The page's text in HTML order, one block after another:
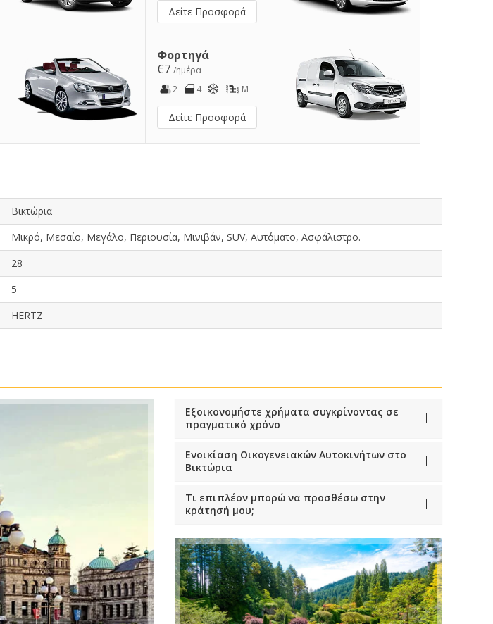
Δείτε Προσφορά
Φορτηγά
€7 /ημέρα
2
4 M
Δείτε Προσφορά
Βικτώρια
Μικρό, Μεσαίο, Μεγάλο, Περιουσία, Μινιβάν, SUV, Αυτόματο, Ασφάλιστρο.
28
5
HERTZ
Εξοικονομήστε χρήματα συγκρίνοντας σε
πραγματικό χρόνο
Ενοικίαση Οικογενειακών Αυτοκινήτων στο
Βικτώρια
Τι επιπλέον μπορώ να προσθέσω στην
κράτησή μου;